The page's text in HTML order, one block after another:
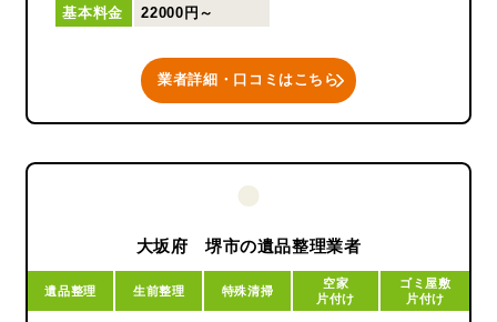
お客様ご負担のさらなる軽減コ
お一人お一人に合ったサービス
のご提案私どもは、常にお客様
基本料金 22000円～
業者詳細・口コミはこちら
大坂府 堺市の遺品整理業者
遺品整理 生前整理 特殊清掃
空家
片付け
ゴミ屋敷
片付け